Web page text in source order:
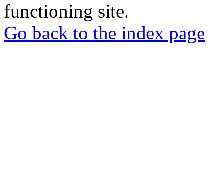
functioning site.
Go back to the index page